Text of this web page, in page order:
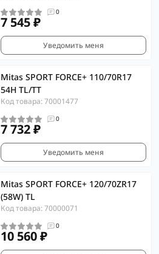
0
7 545 ₽
Уведомить меня
Mitas SPORT FORCE+ 110/70R17
54H TL/TT
Код товара: 70001477
0
7 732 ₽
Уведомить меня
Mitas SPORT FORCE+ 120/70ZR17
(58W) TL
Код товара: 70000071
0
10 560 ₽